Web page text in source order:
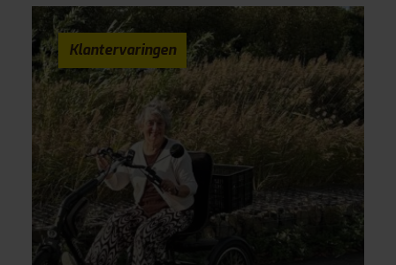
Klantervaringen